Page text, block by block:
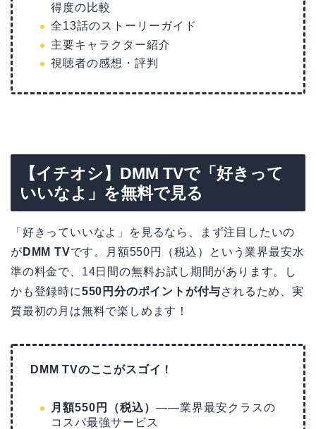
得度の比較
全13話のストーリーガイド
主要キャラクター紹介
視聴者の感想・評判
【イチオシ】DMM TVで「好きって
いいなよ」を無料で見る
「好きっていいなよ」を見るなら、まず注目したいの
が DMM TVです。月額550円（税込）という業界最安水
準の料金で、14日間の無料お試し期間があります。し
かも登録時に550円分のポイントが付与されるため、実
質最初の月は無料で楽しめます！
DMM TVのここがスゴイ！
月額550円（税込） ——業界最安クラスの
コスパ最強サービス